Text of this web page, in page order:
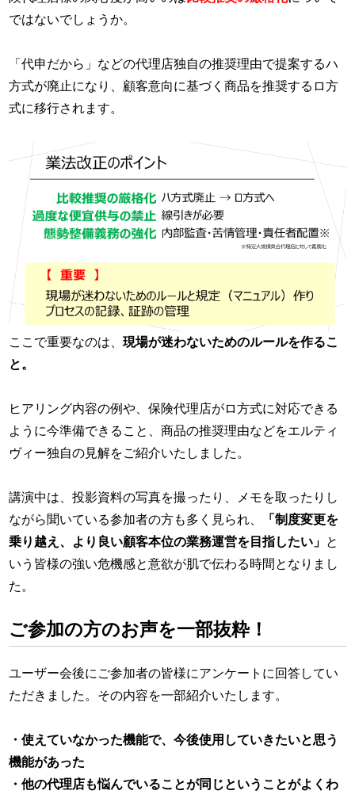
ではないでしょうか。
「代申だから」などの代理店独自の推奨理由で提案するハ
方式が廃止になり、顧客意向に基づく商品を推奨するロ方
式に移行されます。
ここで重要なのは、現場が迷わないためのルールを作るこ
と。
ヒアリング内容の例や、保険代理店がロ方式に対応できる
ように今準備できること、商品の推奨理由などをエルティ
ヴィー独自の見解をご紹介いたしました。
講演中は、投影資料の写真を撮ったり、メモを取ったりし
ながら聞いている参加者の方も多く見られ、
「制度変更を
乗り越え、より良い顧客本位の業務運営を目指したい」 と
いう皆様の強い危機感と意欲が肌で伝わる時間となりまし
た。
ご参加の方のお声を一部抜粋！
ユーザー会後にご参加者の皆様にアンケートに回答してい
ただきました。その内容を一部紹介いたします。
・使えていなかった機能で、今後使用していきたいと思う
機能があった
・他の代理店も悩んでいることが同じということがよくわ